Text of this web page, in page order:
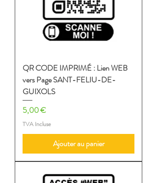
QR CODE IMPRIMÉ : Lien WEB
vers Page SANT-FELIU-DE-
GUIXOLS
Prix
5,00 €
TVA Incluse
Ajouter au panier